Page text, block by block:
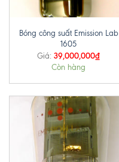
Bóng công suất Emission Lab
1605
Giá: 39,000,000₫
Còn hàng